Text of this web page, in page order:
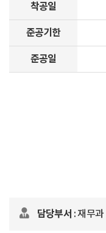
착공일
준공기한
준공일
담당부서 : 재무과